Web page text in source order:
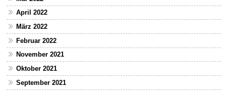
April 2022
März 2022
Februar 2022
November 2021
Oktober 2021
September 2021